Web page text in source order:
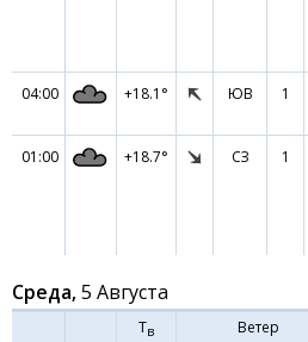
04:00 +18.1° ЮВ 1
01:00 +18.7° СЗ 1
Среда,5 Августа
Тв Ветер